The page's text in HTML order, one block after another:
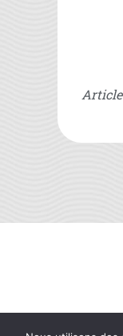
Article